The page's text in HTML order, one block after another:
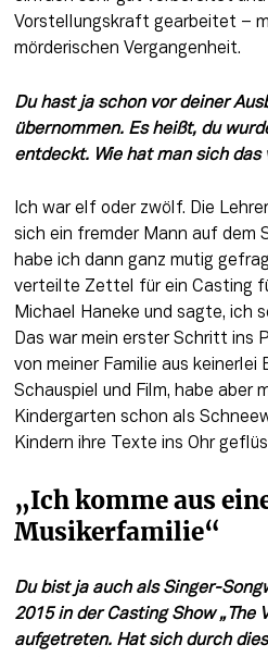
Vorstellungskraft gearbeitet –
mörderischen Vergangenheit.
Du hast ja schon vor deiner
übernommen. Es heißt, du
entdeckt. Wie hat man sich das
Ich war elf oder zwölf. Die
sich ein fremder Mann auf dem
habe ich dann ganz mutig
verteilte Zettel für ein Casting
Michael Haneke und sagte, ich
Das war mein erster Schritt ins
von meiner Familie aus keinerlei
Schauspiel und Film, habe aber
Kindergarten schon als
Kindern ihre Texte ins Ohr
„Ich komme aus
Musikerfamilie“
Du bist ja auch als Singer-
2015 in der Casting Show „The
aufgetreten. Hat sich durch